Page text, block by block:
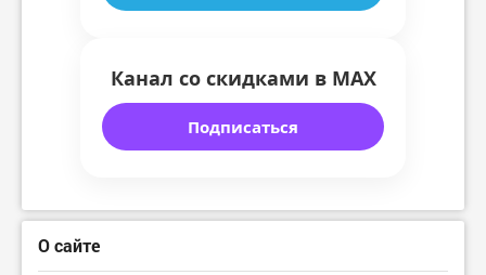
Канал со скидками в MAX
Подписаться
О сайте